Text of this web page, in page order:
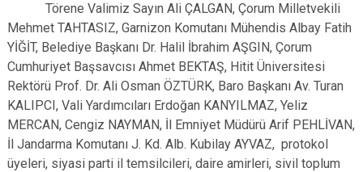
TöreneValimiz Sayın Ali ÇALGAN, Çorum Milletvekili
Mehmet TAHTASIZ, Garnizon Komutanı Mühendis Albay Fatih
YİĞİT, Belediye Başkanı Dr. Halil İbrahim AŞGIN, Çorum
Cumhuriyet Başsavcısı Ahmet BEKTAŞ, Hitit Üniversitesi
Rektörü Prof. Dr. Ali Osman ÖZTÜRK, Baro Başkanı Av. Turan
KALIPCI, Vali Yardımcıları Erdoğan KANYILMAZ, Yeliz
MERCAN, Cengiz NAYMAN, İl Emniyet Müdürü Arif PEHLİVAN,
İl Jandarma Komutanı J. Kd. Alb. Kubilay AYVAZ, protokol
üyeleri, siyasi parti il temsilcileri, daire amirleri, sivil toplum